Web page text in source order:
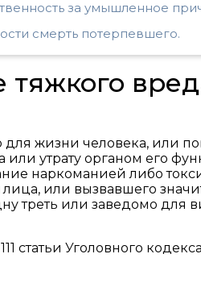
за умышленное
смерть потерпевшего.
жизни человека, или
или утрату органом его
наркоманией либо
или вызвавшего
треть или заведомо для
статьи Уголовного